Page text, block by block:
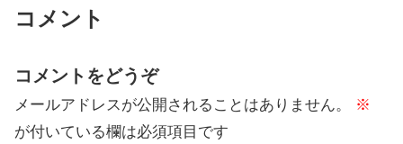
コメント
コメントをどうぞ
メールアドレスが公開されることはありません。
※
が付いている欄は必須項目です